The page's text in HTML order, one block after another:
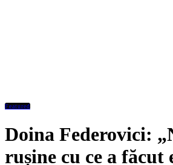
Featured
Doina Federovici:
rușine cu ce a făcut